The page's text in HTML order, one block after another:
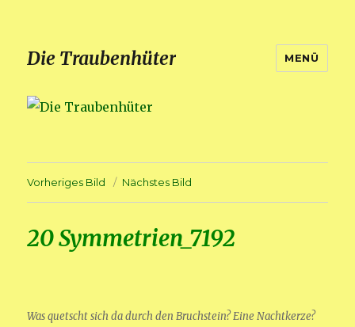
Die Traubenhüter MENÜ
Vorheriges Bild Nächstes Bild
20 Symmetrien_7192
Was quetscht sich da durch den Bruchstein? Eine Nachtkerze?